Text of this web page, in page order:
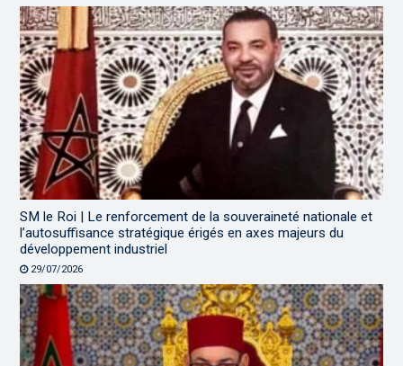
SM le Roi | Le renforcement de la souveraineté nationale et
l’autosuffisance stratégique érigés en axes majeurs du
développement industriel
29/07/2026